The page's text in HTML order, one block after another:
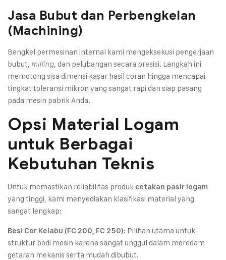
Jasa Bubut dan Perbengkelan
(Machining)
Bengkel permesinan internal kami mengeksekusi pengerjaan
bubut, milling, dan pelubangan secara presisi. Langkah ini
memotong sisa dimensi kasar hasil coran hingga mencapai
tingkat toleransi mikron yang sangat rapi dan siap pasang
pada mesin pabrik Anda.
Opsi Material Logam
untuk Berbagai
Kebutuhan Teknis
Untuk memastikan reliabilitas produk cetakan pasir logam
yang tinggi, kami menyediakan klasifikasi material yang
sangat lengkap:
Besi Cor Kelabu (FC 200, FC 250): Pilihan utama untuk
struktur bodi mesin karena sangat unggul dalam meredam
getaran mekanis serta mudah dibubut.